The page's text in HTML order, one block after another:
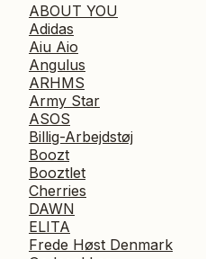
ABOUT YOU
Adidas
Aiu Aio
Angulus
ARHMS
Army Star
ASOS
Billig-Arbejdstøj
Boozt
Booztlet
Cherries
DAWN
ELITA
Frede Høst Denmark